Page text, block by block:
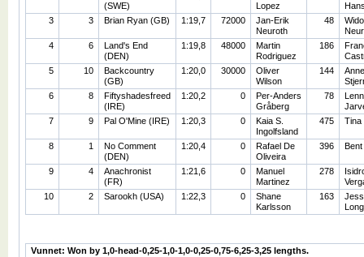
(SWE)
Lopez
3
3 Brian Ryan (GB) 1:19,7 72000
Jan-Erik
Neuroth
48
Wido
4
6
Land's End
(DEN)
1:19,8 48000
Martin
Rodriguez
186
5
10
Backcountry
(GB)
1:20,0 30000
Oliver
Wilson
144
6
8
Fiftyshadesfreed
(IRE)
1:20,2 0
Per-Anders
Gråberg
78
7
9 Pal O'Mine (IRE) 1:20,3 0
Kaia S.
Ingolfsland
475 Tina
8 1
No Comment
(DEN)
1:20,4 0
Rafael De
Oliveira
396
9 4
Anachronist
(FR)
1:21,6 0
Manuel
Martinez
278
10
2 Sarookh (USA) 1:22,3 0
Shane
Karlsson
163
Long
Vunnet: Won by 1,0-head-0,25-1,0-1,0-0,25-0,75-6,25-3,25 lengths.